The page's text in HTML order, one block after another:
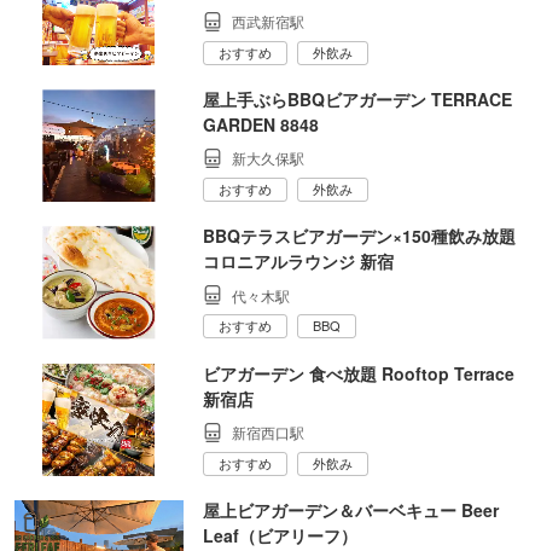
西武新宿駅
おすすめ 外飲み
屋上手ぶらBBQビアガーデン TERRACE
GARDEN 8848
新大久保駅
おすすめ 外飲み
BBQテラスビアガーデン×150種飲み放題
コロニアルラウンジ 新宿
代々木駅
おすすめ BBQ
ビアガーデン 食べ放題 Rooftop Terrace
新宿店
新宿西口駅
おすすめ 外飲み
屋上ビアガーデン＆バーベキュー Beer
Leaf（ビアリーフ）